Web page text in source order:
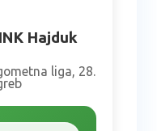
Hajduk
liga, 28.